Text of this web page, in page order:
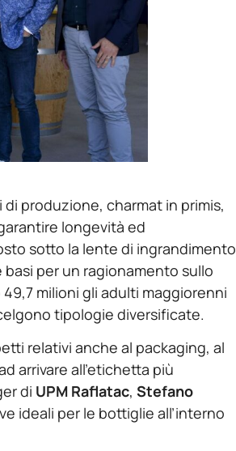
produzione, charmat in primis,
longevità ed
sotto la lente di ingrandimento
per un ragionamento sullo
milioni gli adulti maggiorenni
tipologie diversificate.
relativi anche al packaging, al
arrivare all’etichetta più
di UPM Raflatac, Stefano
ideali per le bottiglie all’interno